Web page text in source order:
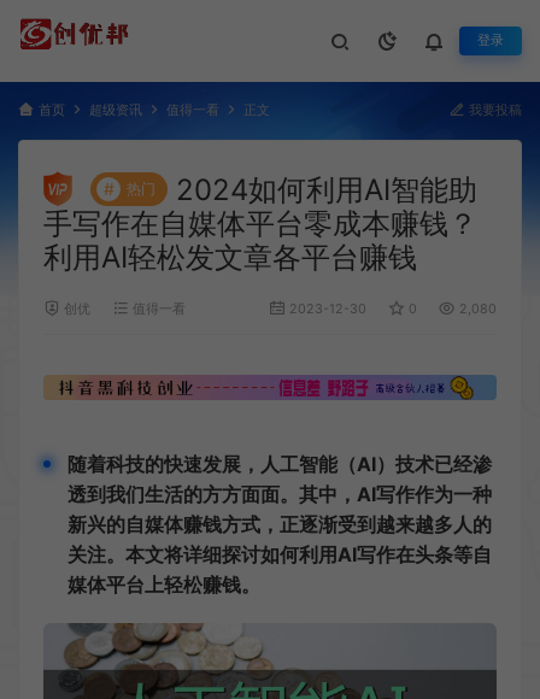
登录
首页 超级资讯 值得一看 正文 我要投稿
# 热门
2024如何利用AI智能助
手写作在自媒体平台零成本赚钱？
利用AI轻松发文章各平台赚钱
创优 值得一看 2023-12-30 0 2,080
随着科技的快速发展，人工智能（AI）技术已经渗
透到我们生活的方方面面。其中，AI写作作为一种
新兴的自媒体赚钱方式，正逐渐受到越来越多人的
关注。本文将详细探讨如何利用AI写作在头条等自
媒体平台上轻松赚钱。